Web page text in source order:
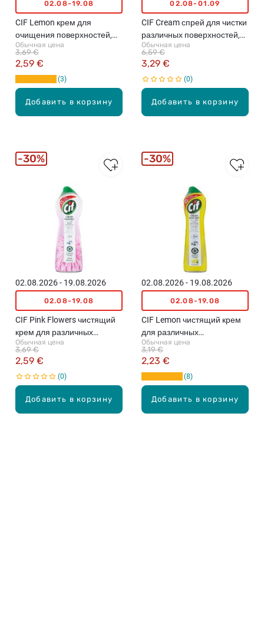
Добавить в корзину
02.08-19.08
CIF Lemon крем для
очищения поверхностей,
780г
Обычная цена
2,59 €
3,69 €
3
Добавить в корзину
02.08-01.09
CIF Cream спрей для чистки
различных поверхностей,
750мл
Обычная цена
3,29 €
6,59 €
0
Добавить в корзину
02.08.2026 - 19.08.2026
02.08-19.08
CIF Pink Flowers чистящий
крем для различных
поверхностей, 780г
Обычная цена
2,59 €
3,69 €
0
30%
Добавить в корзину
02.08.2026 - 19.08.2026
02.08-19.08
CIF Lemon чистящий крем
для различных
поверхностей, 540г
Обычная цена
2,23 €
3,19 €
8
30%